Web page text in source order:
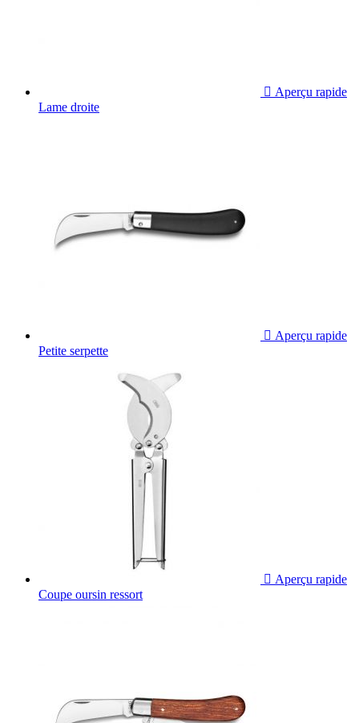
 Aperçu rapide
Lame droite
 Aperçu rapide
Petite serpette
 Aperçu rapide
Coupe oursin ressort